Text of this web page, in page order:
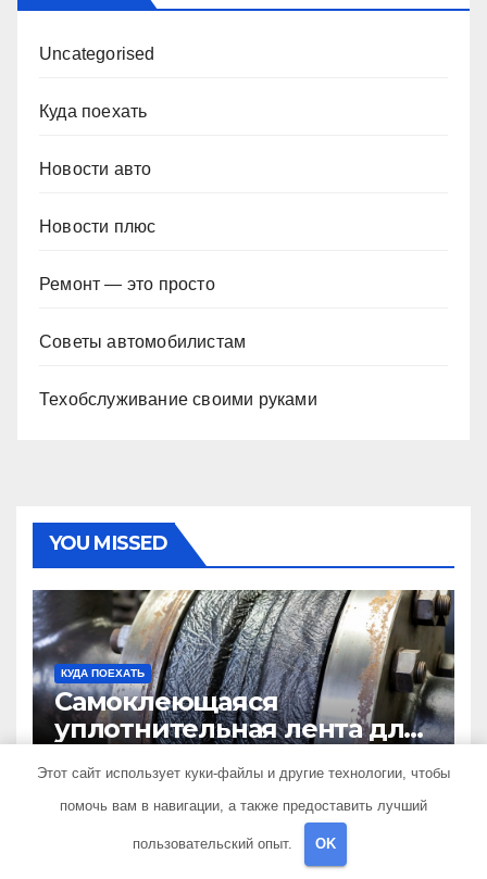
Uncategorised
Куда поехать
Новости авто
Новости плюс
Ремонт — это просто
Советы автомобилистам
Техобслуживание своими руками
YOU MISSED
КУДА ПОЕХАТЬ
Самоклеющаяся
уплотнительная лента для
соединений
10 ИЮЛЯ 2026 SIB_ECOMETAL
Этот сайт использует куки-файлы и другие технологии, чтобы
помочь вам в навигации, а также предоставить лучший
пользовательский опыт. OK